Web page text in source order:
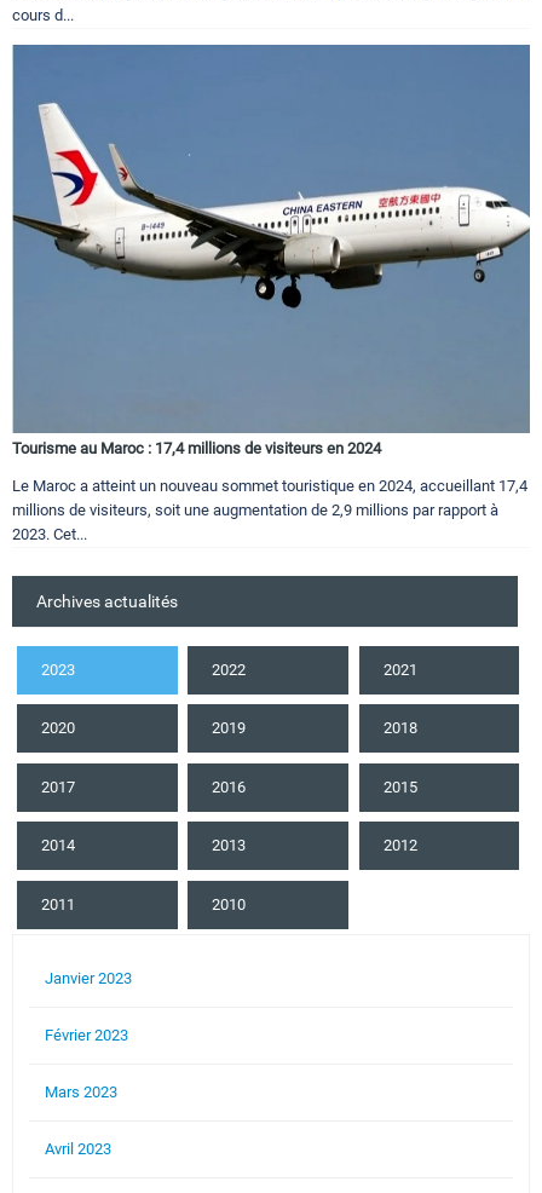
cours d...
Tourisme au Maroc : 17,4 millions de visiteurs en 2024
Le Maroc a atteint un nouveau sommet touristique en 2024, accueillant 17,4
millions de visiteurs, soit une augmentation de 2,9 millions par rapport à
2023. Cet...
Archives actualités
2023 2022 2021
2020 2019 2018
2017 2016 2015
2014 2013 2012
2011 2010
Janvier 2023
Février 2023
Mars 2023
Avril 2023